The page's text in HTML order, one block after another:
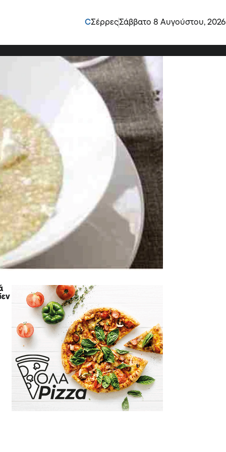
CΣέρρεςΣάββατο 8 Αυγούστου, 2026
παλιοί και να